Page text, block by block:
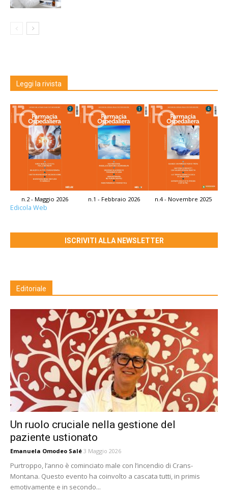
Leggi la rivista
n.2 - Maggio 2026 n.1 - Febbraio 2026 n.4 - Novembre 2025
Edicola Web
ISCRIVITI ALLA NEWSLETTER
Editoriale
Un ruolo cruciale nella gestione del
paziente ustionato
Emanuela Omodeo Salé 3 Maggio 2026
Purtroppo, l’anno è cominciato male con l’incendio di Crans-
Montana. Questo evento ha coinvolto a cascata tutti, in primis
emotivamente e in secondo...